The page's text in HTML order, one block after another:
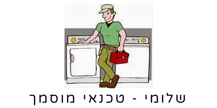
שלומי - טכנאי מוסמך